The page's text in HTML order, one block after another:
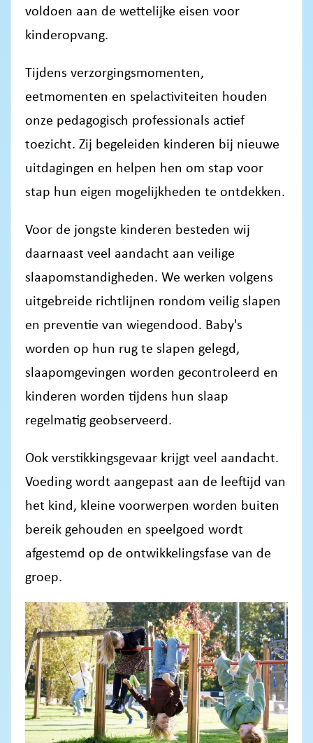
voldoen aan de wettelijke eisen voor
kinderopvang.
Tijdens verzorgingsmomenten,
eetmomenten en spelactiviteiten houden
onze pedagogisch professionals actief
toezicht. Zij begeleiden kinderen bij nieuwe
uitdagingen en helpen hen om stap voor
stap hun eigen mogelijkheden te ontdekken.
Voor de jongste kinderen besteden wij
daarnaast veel aandacht aan veilige
slaapomstandigheden. We werken volgens
uitgebreide richtlijnen rondom veilig slapen
en preventie van wiegendood. Baby's
worden op hun rug te slapen gelegd,
slaapomgevingen worden gecontroleerd en
kinderen worden tijdens hun slaap
regelmatig geobserveerd.
Ook verstikkingsgevaar krijgt veel aandacht.
Voeding wordt aangepast aan de leeftijd van
het kind, kleine voorwerpen worden buiten
bereik gehouden en speelgoed wordt
afgestemd op de ontwikkelingsfase van de
groep.